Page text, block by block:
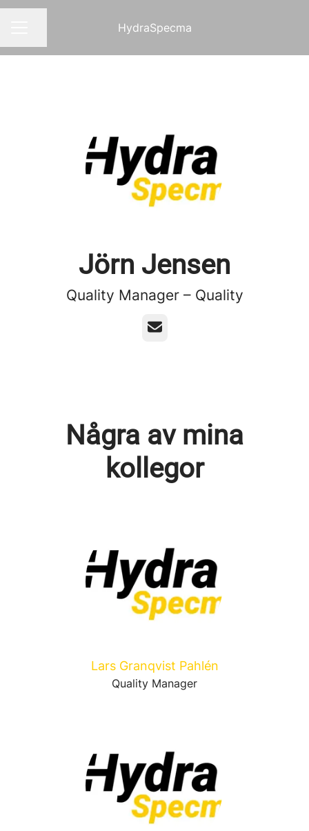
HydraSpecma
Jörn Jensen
Quality Manager – Quality
E-post
Några av mina
kollegor
Lars Granqvist Pahlén
Quality Manager